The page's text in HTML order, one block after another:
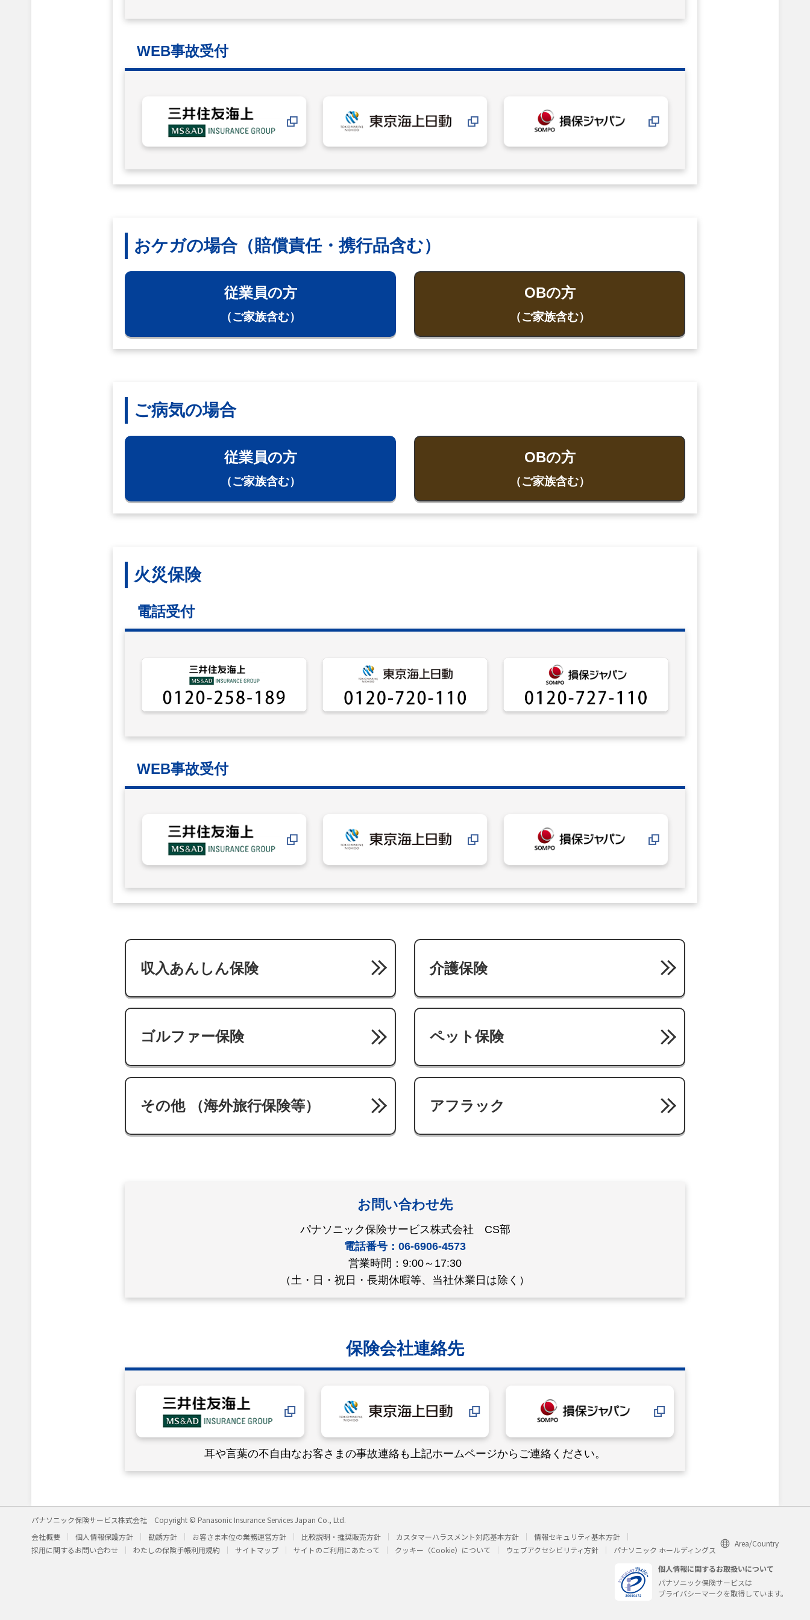
WEB事故受付
おケガの場合（賠償責任・携行品含む）
従業員の方
（ご家族含む）
OBの方
（ご家族含む）
ご病気の場合
従業員の方
（ご家族含む）
OBの方
（ご家族含む）
火災保険
電話受付
WEB事故受付
収入あんしん保険 介護保険
ゴルファー保険 ペット保険
その他 （海外旅行保険等） アフラック
お問い合わせ先
パナソニック保険サービス株式会社 CS部
電話番号：06-6906-4573
営業時間：9:00～17:30
（土・日・祝日・長期休暇等、当社休業日は除く）
保険会社連絡先
耳や言葉の不自由なお客さまの事故連絡も上記ホームページからご連絡ください。
パナソニック保険サービス株式会社
Copyright © Panasonic Insurance Services Japan Co., Ltd.
会社概要
個人情報保護方針 勧誘方針 お客さま本位の業務運営方針 比較説明・推奨販売方針 カスタマーハラスメント対応基本方針
情報セキュリティ基本方針
採用に関するお問い合わせ
わたしの保険手帳利用規約 サイトマップ サイトのご利用にあたって クッキー（Cookie）について ウェブアクセシビリティ方針 パナソニック ホールディングス
Area/Country
個人情報に関するお取扱いについて
パナソニック保険サービスは
プライバシーマークを取得しています。